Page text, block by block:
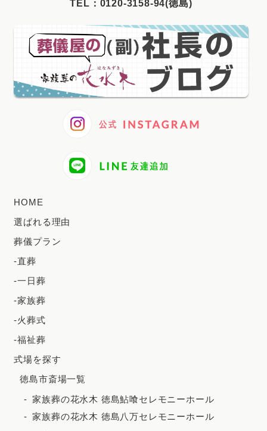
2025年1月
2024年12月
2024年11月
2024年2月
2023年12月
2023年11月
2023年10月
2023年9月
2023年8月
2023年7月
TEL： 0120-3158-94(徳島)
HOME
選ばれる理由
葬儀プラン
-直葬
-一日葬
-家族葬
-火葬式
-福祉葬
式場を探す
徳島市斎場一覧
家族葬の花水木 徳島鮎喰セレモニーホール
家族葬の花水木 徳島八万セレモニーホール